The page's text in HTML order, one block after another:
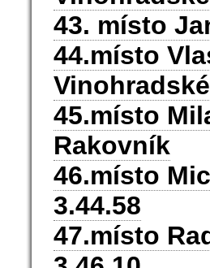
43. místo
44.místo
45.místo
Rakovník
46.místo
3.44.58
47.místo